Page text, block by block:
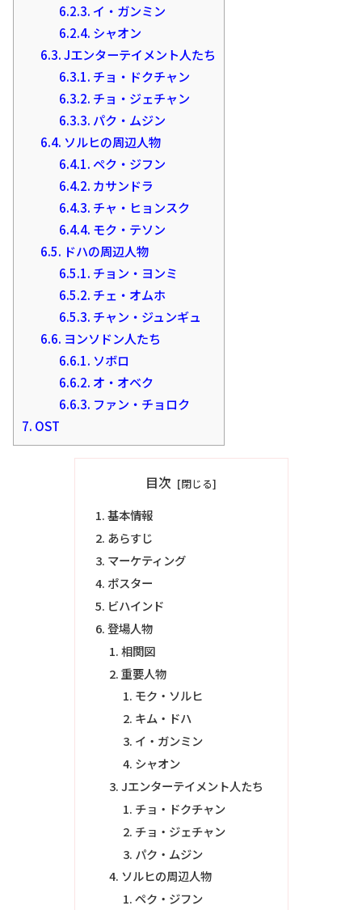
6.2.3. イ・ガンミン
6.2.4. シャオン
6.3.Jエンターテイメント人たち
6.3.1. チョ・ドクチャン
6.3.2. チョ・ジェチャン
6.3.3. パク・ムジン
6.4. ソルヒの周辺人物
6.4.1. ペク・ジフン
6.4.2. カサンドラ
6.4.3. チャ・ヒョンスク
6.4.4. モク・テソン
6.5. ドハの周辺人物
6.5.1. チョン・ヨンミ
6.5.2. チェ・オムホ
6.5.3. チャン・ジュンギュ
6.6. ヨンソドン人たち
6.6.1. ソボロ
6.6.2. オ・オベク
6.6.3. ファン・チョロク
7. OST
目次
基本情報
あらすじ
マーケティング
ポスター
ビハインド
登場人物
相関図
重要人物
モク・ソルヒ
キム・ドハ
イ・ガンミン
シャオン
Jエンターテイメント人たち
チョ・ドクチャン
チョ・ジェチャン
パク・ムジン
ソルヒの周辺人物
ペク・ジフン